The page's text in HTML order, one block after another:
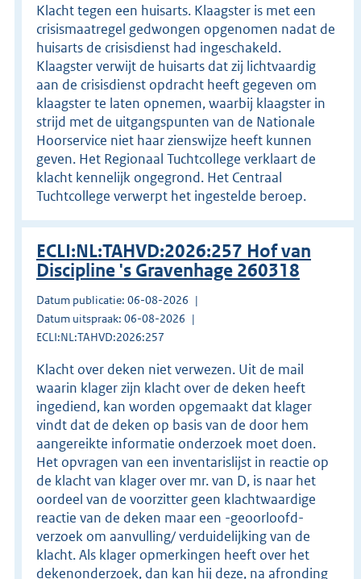
Klacht tegen een huisarts. Klaagster is met een
crisismaatregel gedwongen opgenomen nadat de
huisarts de crisisdienst had ingeschakeld.
Klaagster verwijt de huisarts dat zij lichtvaardig
aan de crisisdienst opdracht heeft gegeven om
klaagster te laten opnemen, waarbij klaagster in
strijd met de uitgangspunten van de Nationale
Hoorservice niet haar zienswijze heeft kunnen
geven. Het Regionaal Tuchtcollege verklaart de
klacht kennelijk ongegrond. Het Centraal
Tuchtcollege verwerpt het ingestelde beroep.
ECLI:NL:TAHVD:2026:257 Hof van
Discipline 's Gravenhage 260318
Datum publicatie: 06-08-2026
Datum uitspraak: 06-08-2026
ECLI:NL:TAHVD:2026:257
Klacht over deken niet verwezen. Uit de mail
waarin klager zijn klacht over de deken heeft
ingediend, kan worden opgemaakt dat klager
vindt dat de deken op basis van de door hem
aangereikte informatie onderzoek moet doen.
Het opvragen van een inventarislijst in reactie op
de klacht van klager over mr. van D, is naar het
oordeel van de voorzitter geen klachtwaardige
reactie van de deken maar een -geoorloofd-
verzoek om aanvulling/ verduidelijking van de
klacht. Als klager opmerkingen heeft over het
dekenonderzoek, dan kan hij deze, na afronding